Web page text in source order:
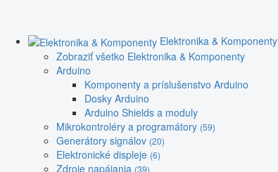
Elektronika & Komponenty
Zobraziť všetko Elektronika & Komponenty
Arduino
Komponenty a príslušenstvo Arduino
Dosky Arduino
Arduino Shields a moduly
Mikrokontroléry a programátory (59)
Generátory signálov (20)
Elektronické displeje (6)
Zdroje napájania (39)